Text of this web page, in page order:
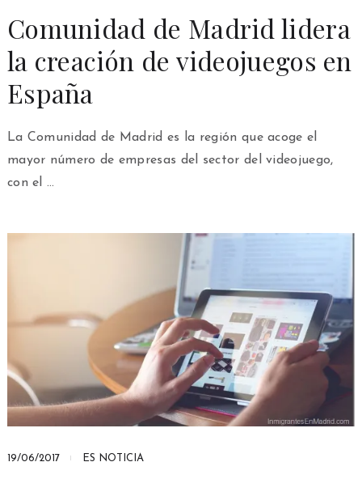
Comunidad de Madrid lidera
la creación de videojuegos en
España
La Comunidad de Madrid es la región que acoge el
mayor número de empresas del sector del videojuego,
con el …
19/06/2017 ES NOTICIA